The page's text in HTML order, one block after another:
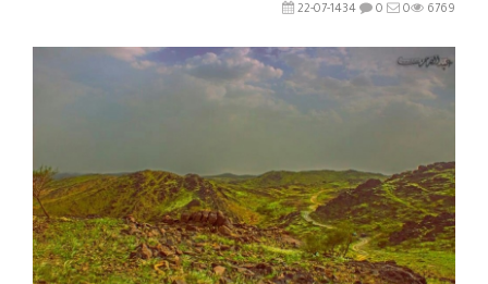
22-07-1434 0 0 6769